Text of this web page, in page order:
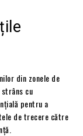
din zonele de
cu
pentru a
de trecere către